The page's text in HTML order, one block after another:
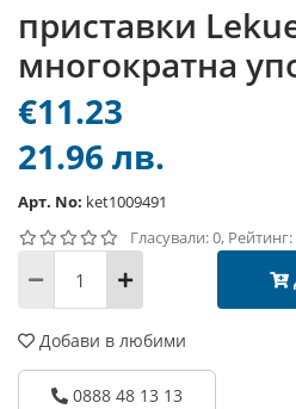
приставки
многократна
€11.23
21.96 лв.
Арт. No: ket1009491
Гласували: 0, Рейтинг:
Добави в любими
0888 48 13 13